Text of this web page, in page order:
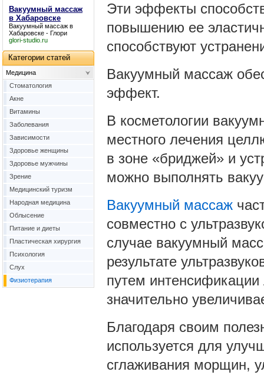
Эти эффекты
повышению ее
способствуют
Вакуумный массаж
эффект.
В косметологии
местного лечения
в зоне «бриджей» и
можно выполнять
Вакуумный массаж
совместно с
случае вакуумный
результате
путем
значительно
Благодаря своим
используется для
сглаживания морщин,
Вакуумный массаж
в Хабаровске
Вакуумный массаж в
Хабаровске - Глори
glori-studio.ru
Категории статей
Медицина
Cтоматология
Акне
Витамины
Заболевания
Зависимости
Здоровье женщины
Здоровье мужчины
Зрение
Медицинский туризм
Народная медицина
Облысение
Питание и диеты
Пластическая хирургия
Психология
Слух
Физиотерапия